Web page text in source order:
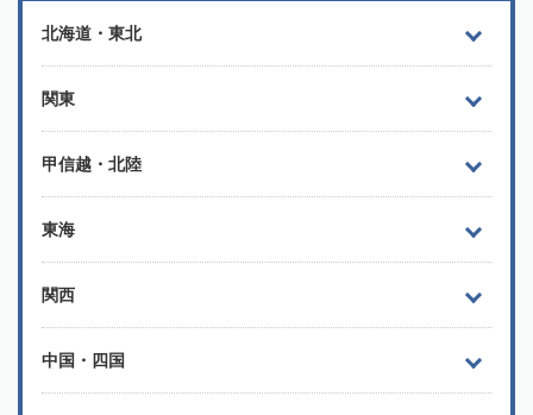
北海道・東北
関東
甲信越・北陸
東海
関西
中国・四国